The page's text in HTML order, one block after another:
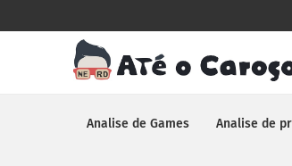
Analise de Games Analise de